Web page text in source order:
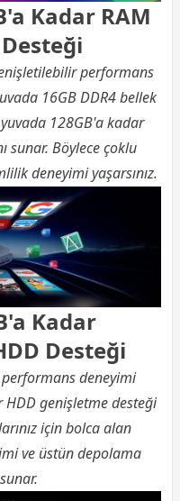
Kadar RAM
performans
16GB DDR4 bellek
128GB'a kadar
sunar. Böylece çoklu
deneyimi yaşarsınız.
Kadar
Desteği
performans deneyimi
HDD genişletme desteği
için bolca alan
ve üstün depolama